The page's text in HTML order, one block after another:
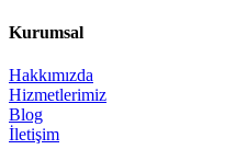
Kurumsal
Hakkımızda
Hizmetlerimiz
Blog
İletişim